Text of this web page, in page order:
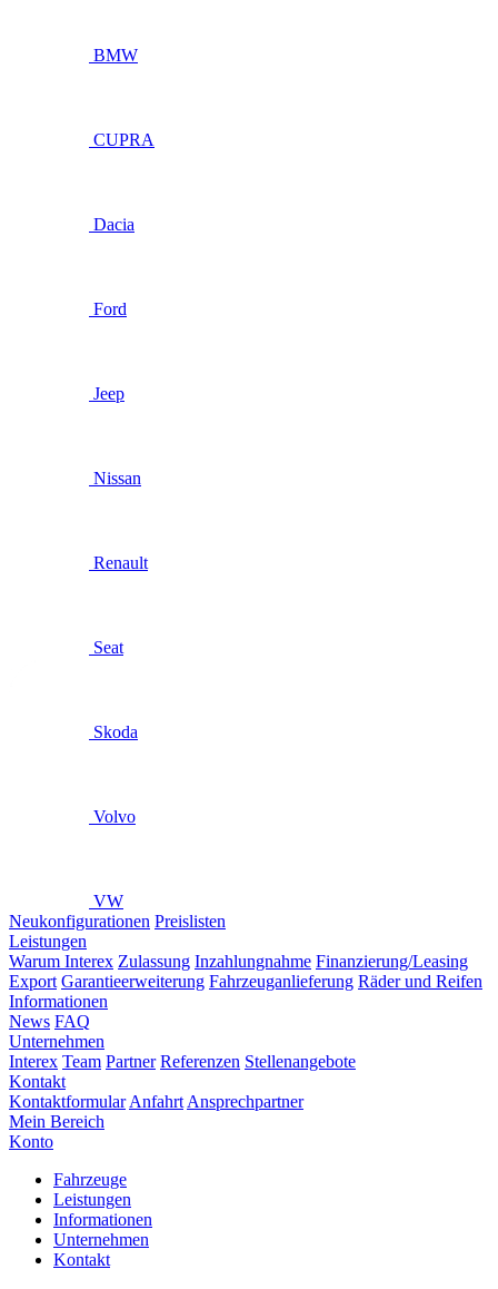
BMW
CUPRA
Dacia
Ford
Jeep
Nissan
Renault
Seat
Skoda
Volvo
VW
Neukonfigurationen Preislisten
Leistungen
Warum Interex Zulassung Inzahlungnahme Finanzierung/Leasing
Export Garantieerweiterung Fahrzeuganlieferung Räder und Reifen
Informationen
News FAQ
Unternehmen
Interex Team Partner Referenzen Stellenangebote
Kontakt
Kontaktformular Anfahrt Ansprechpartner
Mein Bereich
Konto
Fahrzeuge
Leistungen
Informationen
Unternehmen
Kontakt